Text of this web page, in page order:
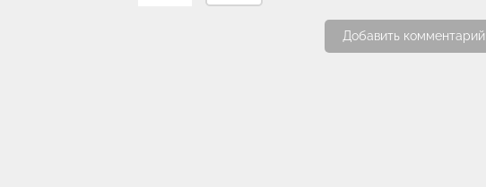
Добавить комментарий